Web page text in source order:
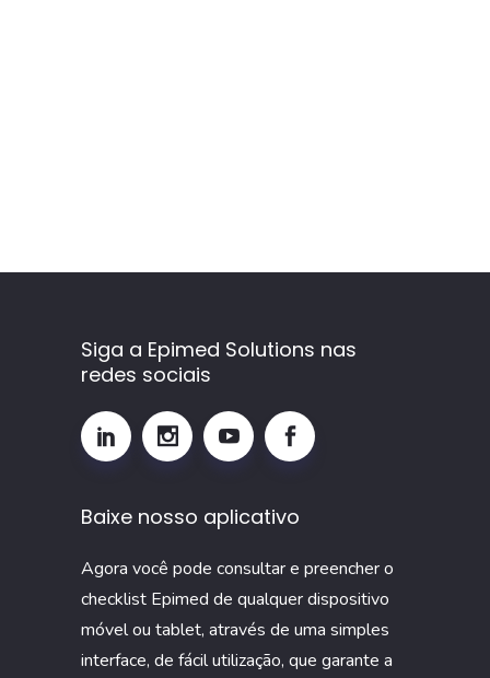
Siga a Epimed Solutions nas
redes sociais
Baixe nosso aplicativo
Agora você pode consultar e preencher o
checklist Epimed de qualquer dispositivo
móvel ou tablet, através de uma simples
interface, de fácil utilização, que garante a